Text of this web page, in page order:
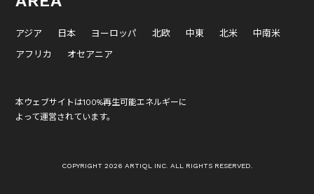
アジア 日本 ヨーロッパ 北欧 中東 北米
中南米
アフリカ
オセアニア
本ウェブサイトは100%再生可能エネルギーに
よって運営されています。
COPYRIGHT 2026 ARTIQL INC. ALL RIGHTS RESERVED.